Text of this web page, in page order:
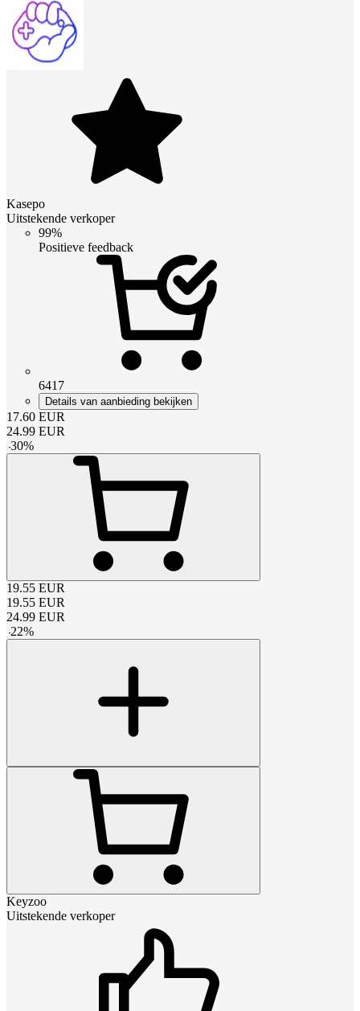
Kasepo
Uitstekende verkoper
99%
Positieve feedback
6417
Details van aanbieding bekijken
17.60 EUR
24.99 EUR
-30%
19.55 EUR
19.55 EUR
24.99 EUR
-22%
Keyzoo
Uitstekende verkoper